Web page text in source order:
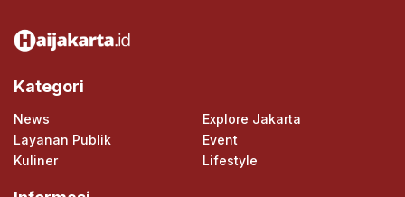
Kategori
News
Explore Jakarta
Layanan Publik
Event
Kuliner
Lifestyle